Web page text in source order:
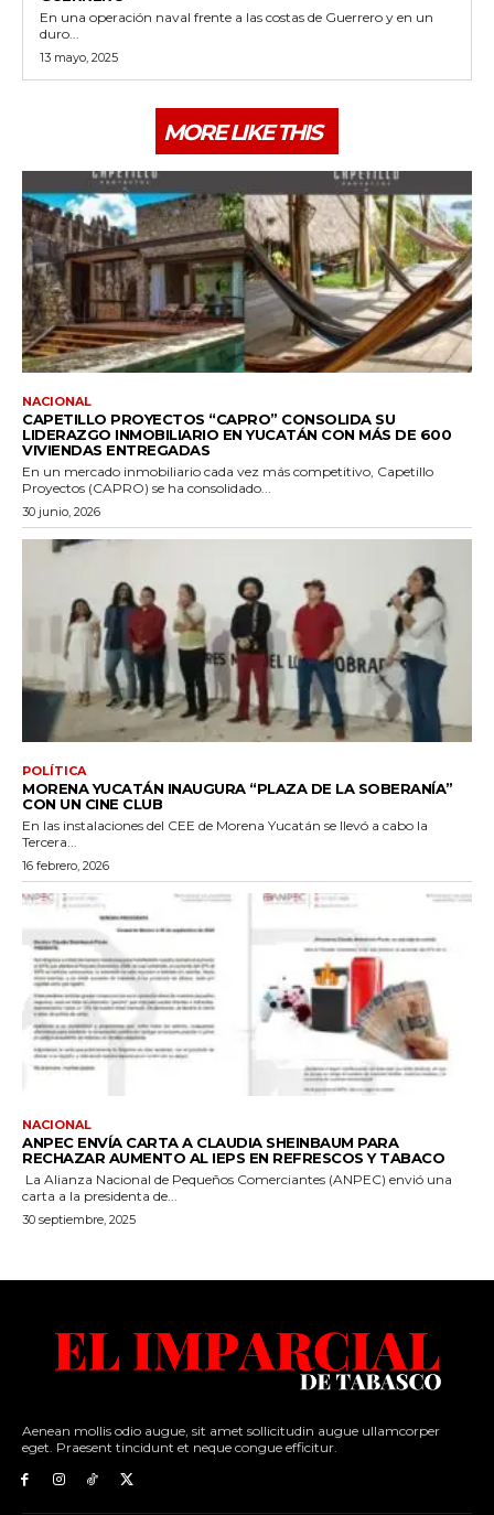
Aenean mollis odio augue, sit amet sollicitudin augue ullamcorper
eget. Praesent tincidunt et neque congue efficitur.